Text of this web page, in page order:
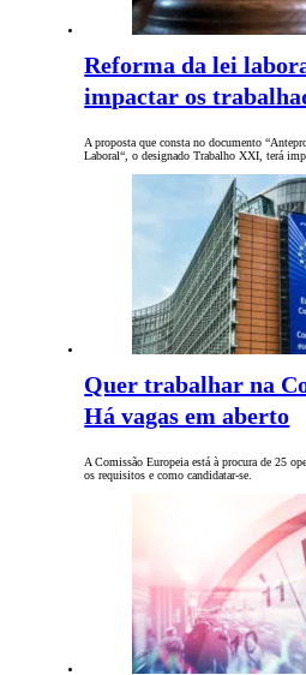
Reforma da lei
impactar os
A proposta que consta no documento
Laboral“, o designado Trabalho XXI, terá
Quer trabalhar na
Há vagas em aberto
A Comissão Europeia está à procura de 25
os requisitos e como candidatar-se.